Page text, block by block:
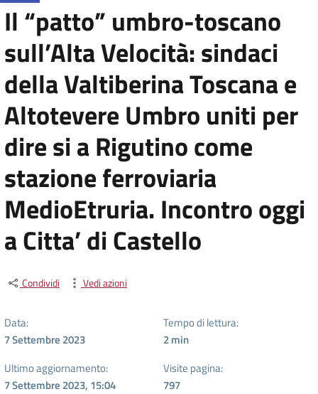
Il “patto” umbro-toscano
sull’Alta Velocità: sindaci
della Valtiberina Toscana e
Altotevere Umbro uniti per
dire si a Rigutino come
stazione ferroviaria
MedioEtruria. Incontro oggi
a Citta’ di Castello
Condividi Vedi azioni
Data:
7 Settembre 2023
Tempo di lettura:
2min
Ultimo aggiornamento:
7 Settembre 2023, 15:04
Visite pagina:
797